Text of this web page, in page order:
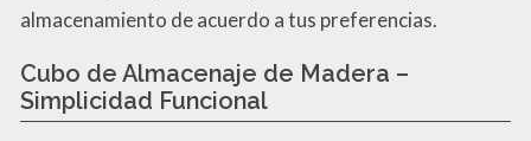
almacenamiento de acuerdo a tus preferencias.
Cubo de Almacenaje de Madera –
Simplicidad Funcional